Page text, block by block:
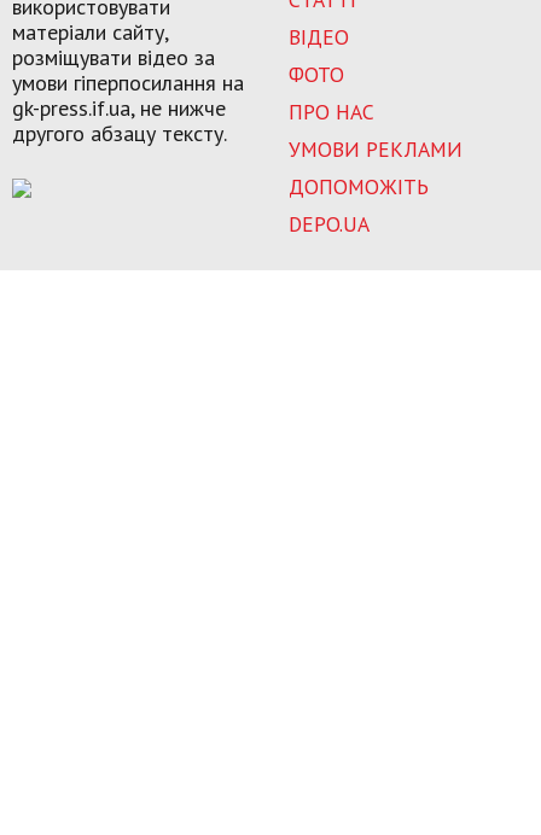
ВІДЕО
ФОТО
ПРО НАС
УМОВИ РЕКЛАМИ
ДОПОМОЖІТЬ
DEPO.UA
використовувати
матеріали сайту,
розміщувати відео за
умови гіперпосилання на
gk-press.if.ua, не нижче
другого абзацу тексту.